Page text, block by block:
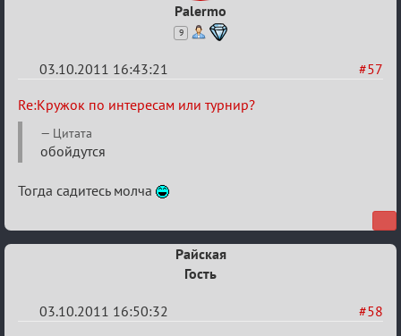
Palermo
9
#57
03.10.2011 16:43:21
Re:
Кружок
или
турнир?
Re:Кружок по интересам или турнир?
Цитата
обойдутся
Тогда садитесь молча
Райская
Гость
#58
03.10.2011 16:50:32